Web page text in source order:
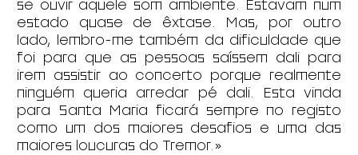
se ouvir aquele som ambiente. Estavam num
estado quase de êxtase. Mas, por outro
lado, lembro-me também da dificuldade que
foi para que as pessoas saíssem dali para
irem assistir ao concerto porque realmente
ninguém queria arredar pé dali. Esta vinda
para Santa Maria ficará sempre no registo
como um dos maiores desafios e uma das
maiores loucuras do Tremor.»